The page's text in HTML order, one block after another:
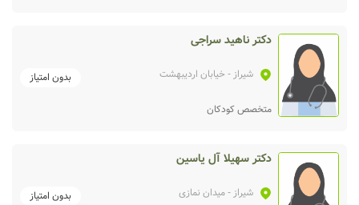
دکتر ناهید سراجی
شیراز - خیابان اردیبهشت بدون امتیاز
متخصص کودکان
دکتر سهیلا آل یاسین
شیراز - میدان نمازی بدون امتیاز